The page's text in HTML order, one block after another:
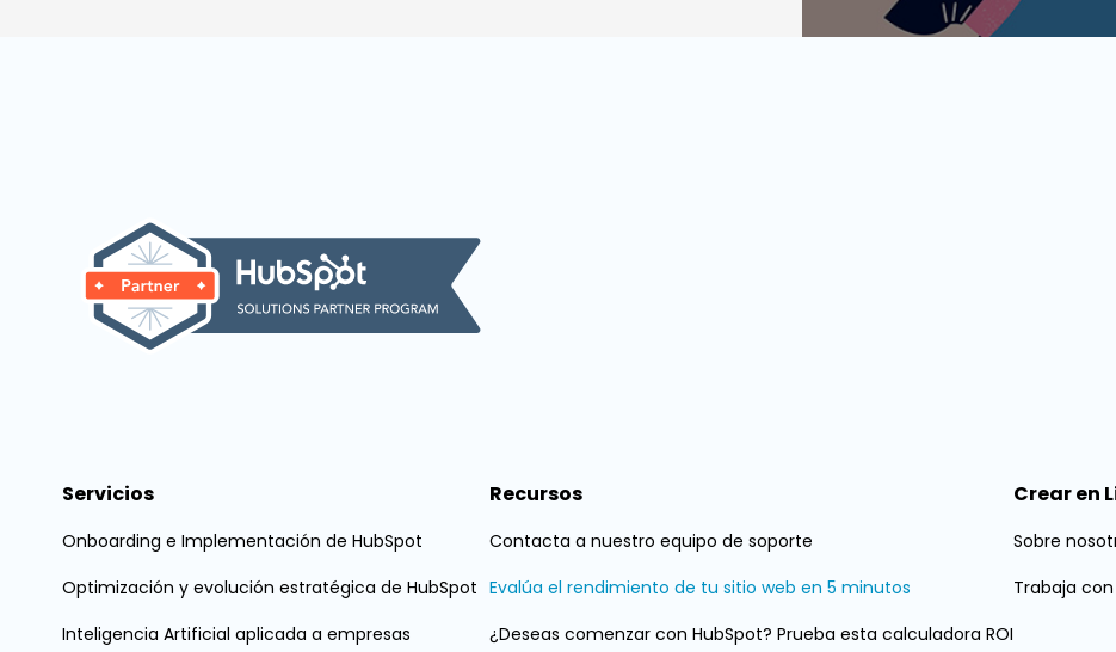
Servicios
Onboarding e Implementación de HubSpot
Optimización y evolución estratégica de HubSpot
Inteligencia Artificial aplicada a empresas
Recursos
Contacta a nuestro equipo de soporte
Evalúa el rendimiento de tu sitio web en 5 minutos
¿Deseas comenzar con HubSpot? Prueba esta calculadora ROI
Crear en
Sobre
Trabaja